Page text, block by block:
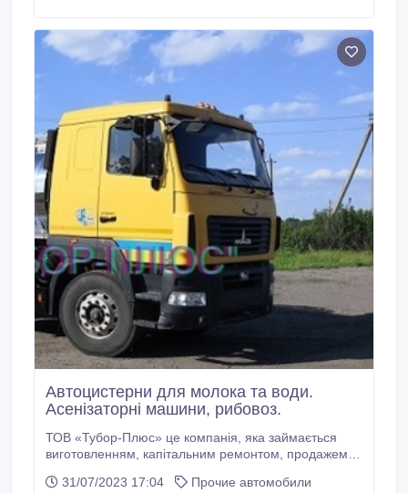
Автоцистерни для молока та води.
Асенізаторні машини, рибовоз.
ТОВ «Тубор-Плюс» це компанія, яка займається
виготовленням, капітальним ремонтом, продажем
асенізаторних машин) та іншої спецтехніки і різного
31/07/2023 17:04
Прочие автомобили